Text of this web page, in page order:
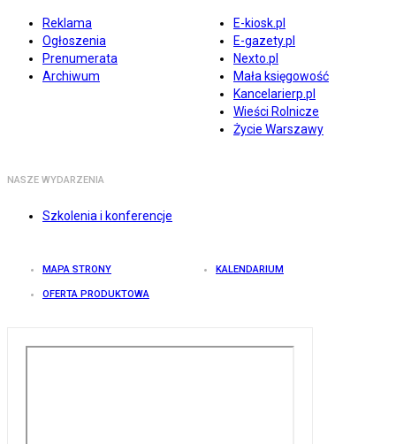
Reklama
Ogłoszenia
Prenumerata
Archiwum
E-kiosk.pl
E-gazety.pl
Nexto.pl
Mała księgowość
Kancelarierp.pl
Wieści Rolnicze
Życie Warszawy
NASZE WYDARZENIA
Szkolenia i konferencje
MAPA STRONY KALENDARIUM
OFERTA PRODUKTOWA